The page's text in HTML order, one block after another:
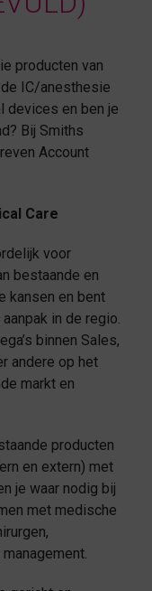
producten van
IC/anesthesie
devices en ben je
Bij Smiths
Account
Care
voor
bestaande en
kansen en bent
in de regio.
binnen Sales,
andere op het
markt en
producten
en extern) met
je waar nodig bij
met medische